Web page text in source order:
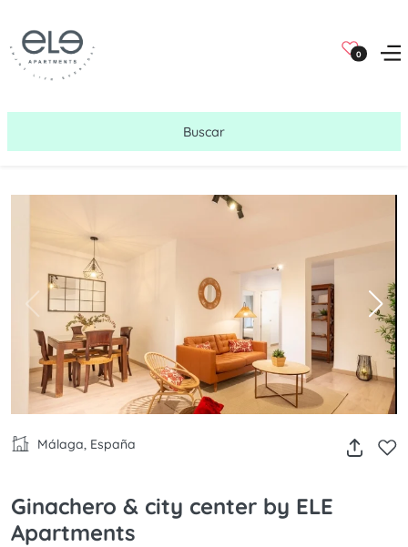
0
Buscar
Málaga, España
Ginachero & city center by ELE
Apartments